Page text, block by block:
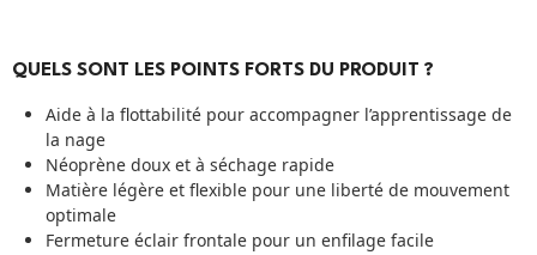
QUELS SONT LES POINTS FORTS DU PRODUIT ?
Aide à la flottabilité pour accompagner l’apprentissage de
la nage
Néoprène doux et à séchage rapide
Matière légère et flexible pour une liberté de mouvement
optimale
Fermeture éclair frontale pour un enfilage facile